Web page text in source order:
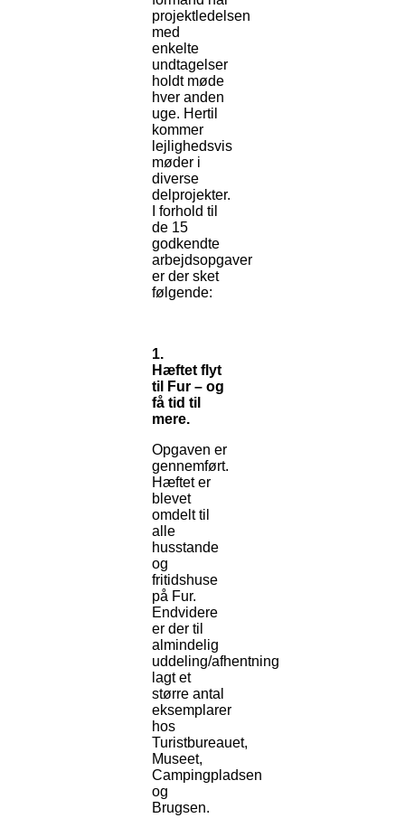
projektledelsen
med
enkelte
undtagelser
holdt møde
hver anden
uge. Hertil
kommer
lejlighedsvis
møder i
diverse
delprojekter.
I forhold til
de 15
godkendte
arbejdsopgaver
er der sket
følgende:
1.
Hæftet flyt
til Fur – og
få tid til
mere.
Opgaven er
gennemført.
Hæftet er
blevet
omdelt til
alle
husstande
og
fritidshuse
på Fur.
Endvidere
er der til
almindelig
uddeling/afhentning
lagt et
større antal
eksemplarer
hos
Turistbureauet,
Museet,
Campingpladsen
og
Brugsen.